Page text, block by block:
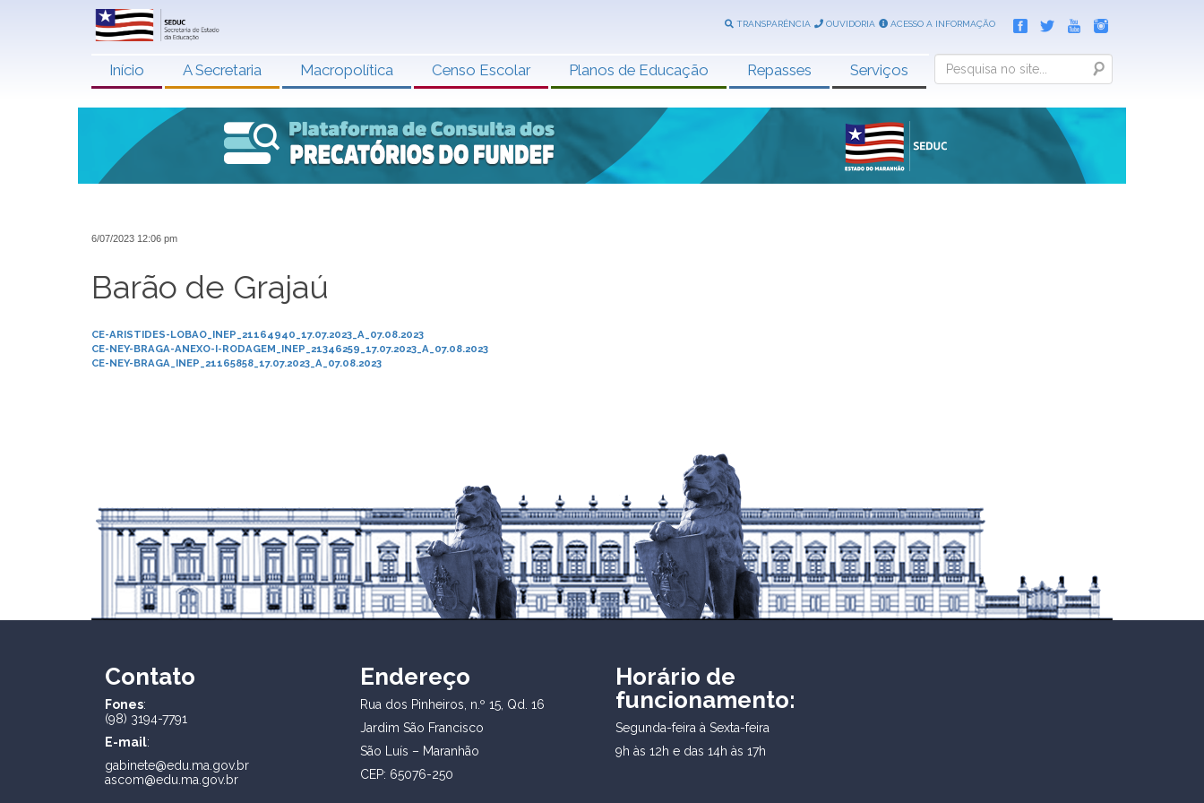
TRANSPARÊNCIA OUVIDORIA ACESSO A INFORMAÇÃO
Início A Secretaria Macropolítica Censo Escolar Planos de Educação Repasses Serviços Search
6/07/2023 12:06 pm
Barão de Grajaú
CE-ARISTIDES-LOBAO_INEP_21164940_17.07.2023_A_07.08.2023
CE-NEY-BRAGA-ANEXO-I-RODAGEM_INEP_21346259_17.07.2023_A_07.08.2023
CE-NEY-BRAGA_INEP_21165858_17.07.2023_A_07.08.2023
Contato
Fones:
(98) 3194-7791
E-mail:
gabinete@edu.ma.gov.br
ascom@edu.ma.gov.br
Endereço
Rua dos Pinheiros, n.º 15, Qd. 16
Jardim São Francisco
São Luís – Maranhão
CEP: 65076-250
Horário de
funcionamento:
Segunda-feira à Sexta-feira
9h às 12h e das 14h às 17h